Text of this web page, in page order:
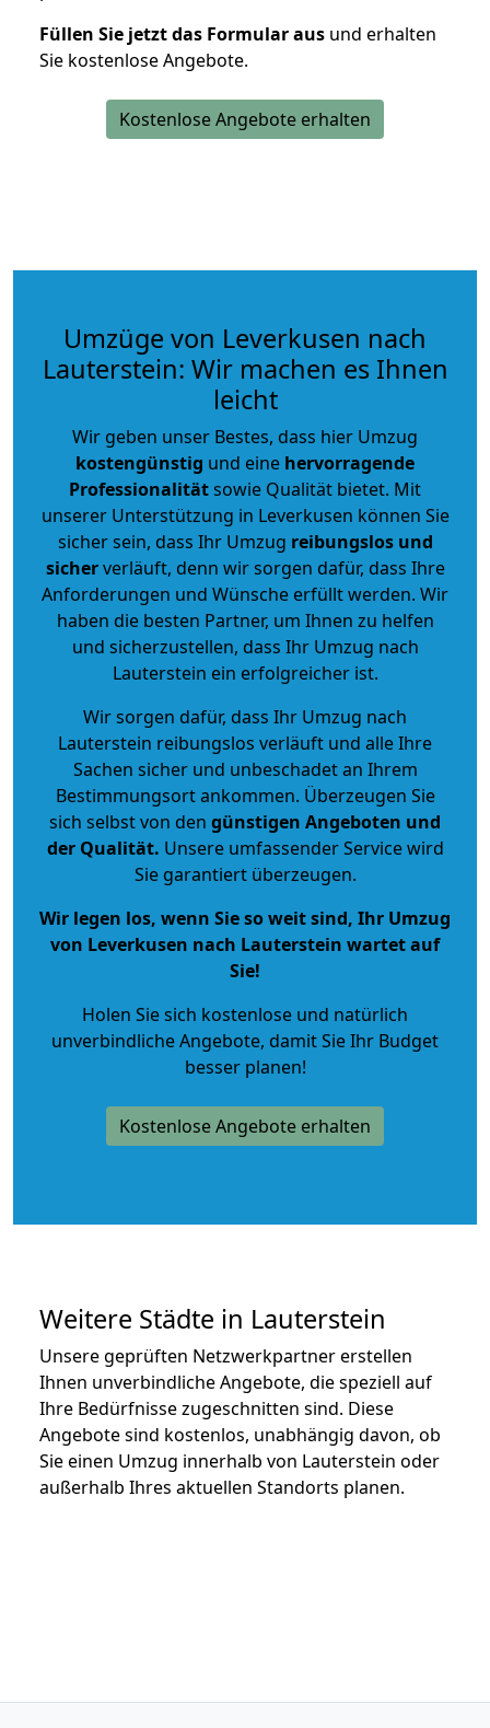
Füllen Sie jetzt das Formular aus und erhalten
Sie kostenlose Angebote.
Kostenlose Angebote erhalten
Umzüge von Leverkusen nach
Lauterstein: Wir machen es Ihnen
leicht
Wir geben unser Bestes, dass hier Umzug
kostengünstig und eine hervorragende
Professionalitätsowie Qualität bietet. Mit
unserer Unterstützung in Leverkusen können Sie
sicher sein, dass Ihr Umzug reibungslos und
sicherverläuft, denn wir sorgen dafür, dass Ihre
Anforderungen und Wünsche erfüllt werden. Wir
haben die besten Partner, um Ihnen zu helfen
und sicherzustellen, dass Ihr Umzug nach
Lauterstein ein erfolgreicher ist.
Wir sorgen dafür, dass Ihr Umzug nach
Lauterstein reibungslos verläuft und alle Ihre
Sachen sicher und unbeschadet an Ihrem
Bestimmungsort ankommen. Überzeugen Sie
sich selbst von den günstigen Angeboten und
der Qualität. Unsere umfassender Service wird
Sie garantiert überzeugen.
Wir legen los, wenn Sie so weit sind, Ihr Umzug
von Leverkusen nach Lauterstein wartet auf
Sie!
Holen Sie sich kostenlose und natürlich
unverbindliche Angebote, damit Sie Ihr Budget
besser planen!
Kostenlose Angebote erhalten
Weitere Städte in Lauterstein
Unsere geprüften Netzwerkpartner erstellen
Ihnen unverbindliche Angebote, die speziell auf
Ihre Bedürfnisse zugeschnitten sind. Diese
Angebote sind kostenlos, unabhängig davon, ob
Sie einen Umzug innerhalb von Lauterstein oder
außerhalb Ihres aktuellen Standorts planen.